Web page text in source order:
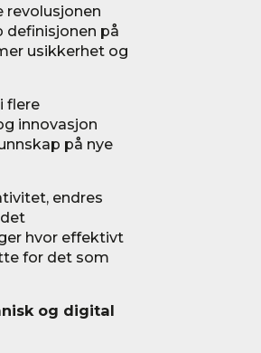
revolusjonen
definisjonen på
usikkerhet og
flere
innovasjon
på nye
endres
hvor effektivt
for det som
og digital